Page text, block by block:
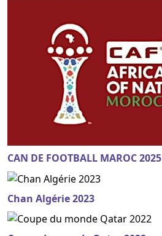
CAN DE FOOTBALL MAROC 2025
Chan Algérie 2023